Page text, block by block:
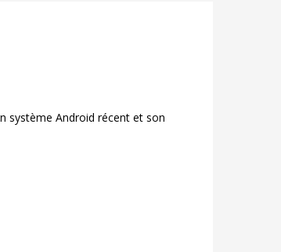
système Android récent et son